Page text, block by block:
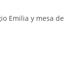
Emilia y mesa de